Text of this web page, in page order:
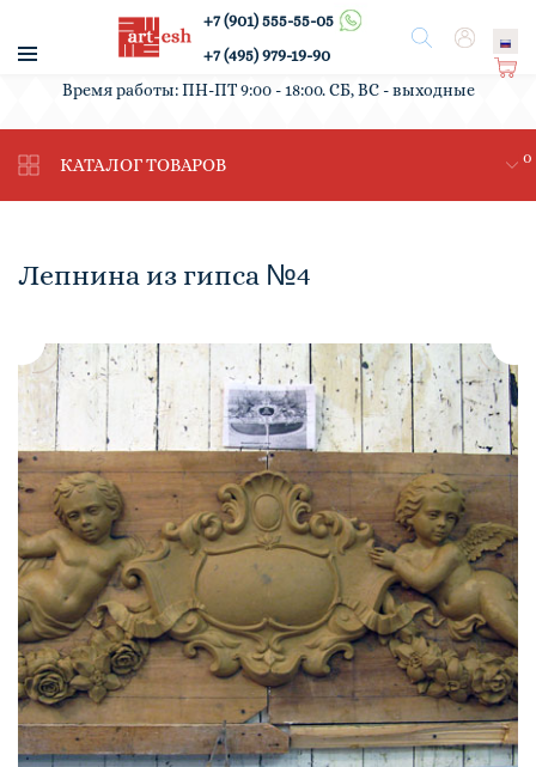
Поиск
+7 (901) 555-55-05
+7 (495) 979-19-90
Ко
ин
а
0
Вход
/
Время работы: ПН-ПТ 9:00 - 18:00. СБ, ВС - выходные
КАТАЛОГ ТОВАРОВ
Лепнина из гипса №4